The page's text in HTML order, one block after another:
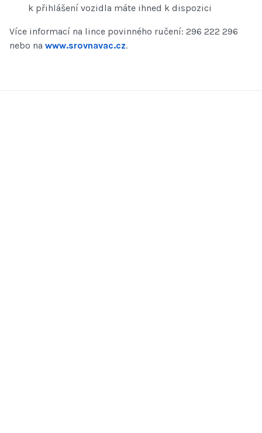
k přihlášení vozidla máte ihned k dispozici
Více informací na lince povinného ručení: 296 222 296
nebo na www.srovnavac.cz.